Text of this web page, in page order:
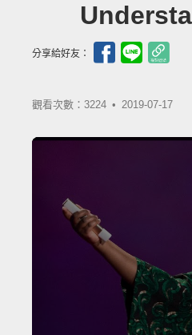
分享給好友：
觀看次數：3224 • 2019-07-17